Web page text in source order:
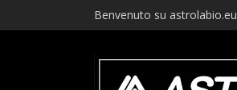
Benvenuto su astrolabio.eu